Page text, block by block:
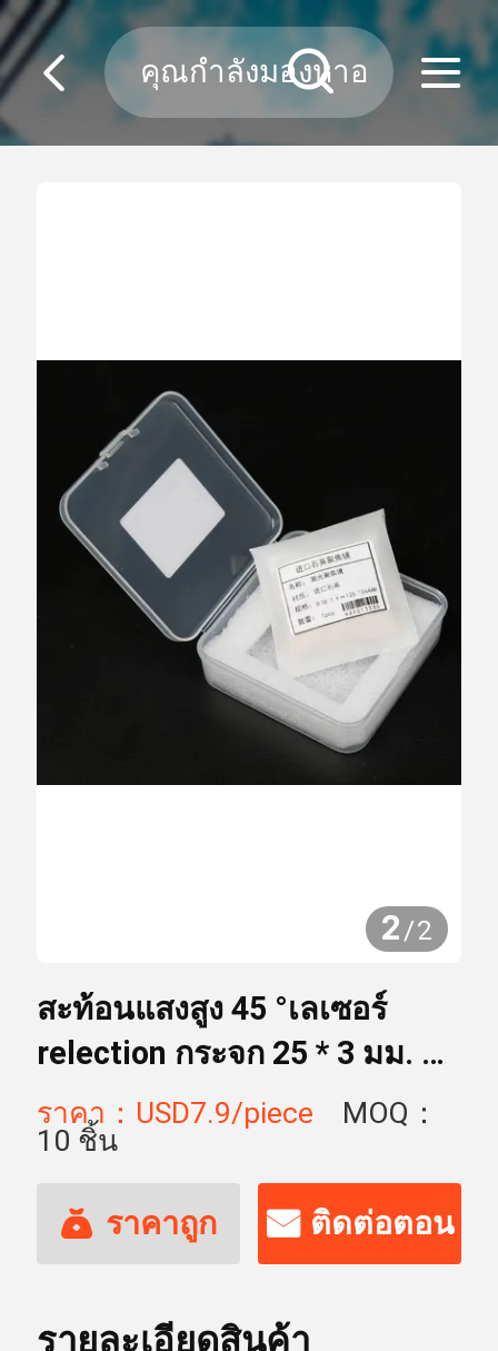
2/2
สะท้อนแสงสูง 45 °เลเซอร์
relection กระจก 25 * 3 มม. 25
* 4 มม. 1064nmHR เลเซอร์
แก้ว plano เลนส์สำหรับเครื่อง
ราคา：USD7.9/piece
MOQ：
10 ชิ้น
ราคาถูก ติดต่อตอน
รายละเอียดสินค้า